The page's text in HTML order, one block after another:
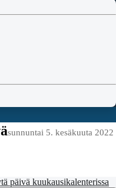
sunnuntai 5. kesäkuuta 2022
päivä kuukausikalenterissa